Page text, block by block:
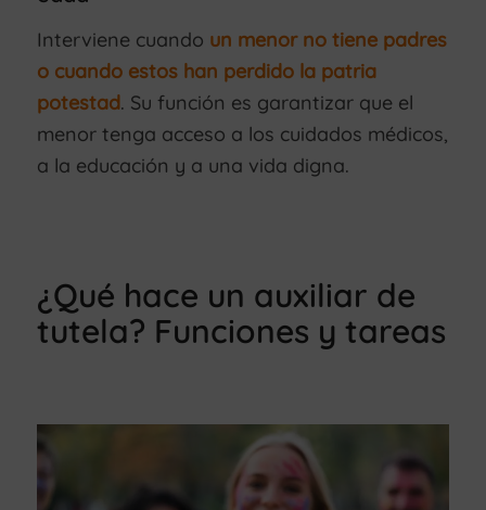
Interviene cuando un menor no tiene padres
o cuando estos han perdido la patria
potestad. Su función es garantizar que el
menor tenga acceso a los cuidados médicos,
a la educación y a una vida digna.
¿Qué hace un auxiliar de
tutela? Funciones y tareas